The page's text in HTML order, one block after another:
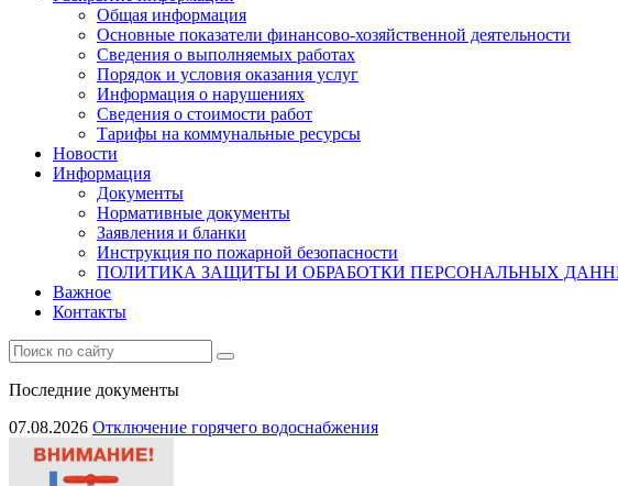
Общая информация
Основные показатели финансово-хозяйственной деятельности
Сведения о выполняемых работах
Порядок и условия оказания услуг
Информация о нарушениях
Сведения о стоимости работ
Тарифы на коммунальные ресурсы
Новости
Информация
Документы
Нормативные документы
Заявления и бланки
Инструкция по пожарной безопасности
ПОЛИТИКА ЗАЩИТЫ И ОБРАБОТКИ ПЕРСОНАЛЬНЫХ
Важное
Контакты
Последние документы
07.08.2026 Отключение горячего водоснабжения